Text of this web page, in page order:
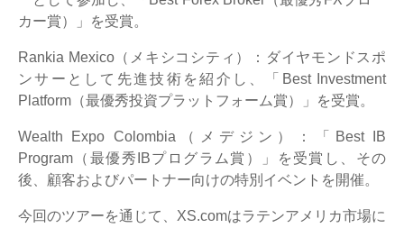
カー賞）」を受賞。
Rankia Mexico（メキシコシティ）：ダイヤモンドスポ
ンサーとして先進技術を紹介し、「Best Investment
Platform（最優秀投資プラットフォーム賞）」を受賞。
Wealth Expo Colombia（メデジン）：「Best IB
Program（最優秀IBプログラム賞）」を受賞し、その
後、顧客およびパートナー向けの特別イベントを開催。
今回のツアーを通じて、XS.comはラテンアメリカ市場に